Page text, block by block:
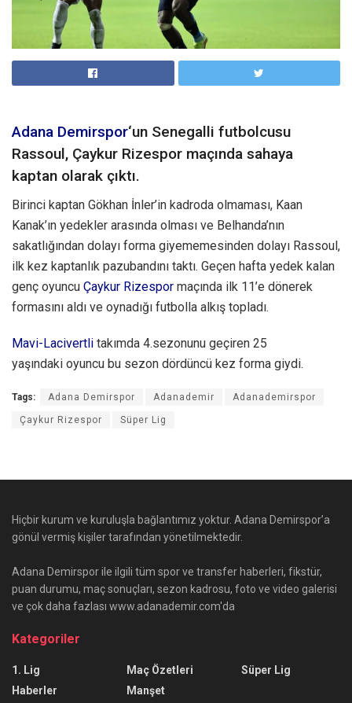
Adana Demirspor‘un Senegalli futbolcusu
Rassoul, Çaykur Rizespor maçında sahaya
kaptan olarak çıktı.
Birinci kaptan Gökhan İnler’in kadroda olmaması, Kaan
Kanak’ın yedekler arasında olması ve Belhanda’nın
sakatlığından dolayı forma giyememesinden dolayı Rassoul,
ilk kez kaptanlık pazubandını taktı. Geçen hafta yedek kalan
genç oyuncu Çaykur Rizespor maçında ilk 11’e dönerek
formasını aldı ve oynadığı futbolla alkış topladı.
Mavi-Lacivertli takımda 4.sezonunu geçiren 25
yaşındaki oyuncu bu sezon dördüncü kez forma giydi.
Tags: Adana Demirspor Adanademir Adanademirspor
Çaykur Rizespor Süper Lig
Hiçbir kurum ve kuruluşla bağlantımız yoktur. Adana Demirspor’a
gönül vermiş kişiler tarafından yönetilmektedir.
Adana Demirspor ile ilgili tüm spor ve transfer haberleri, fikstür,
puan durumu, maç sonuçları, sezon kadrosu, foto ve video galerisi
ve çok daha fazlası www.adanademir.com'da
Kategoriler
1. Lig
Haberler
Maç Özetleri
Manşet
Süper Lig